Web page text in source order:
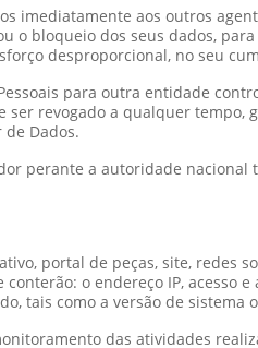
imediatamente aos outros
o bloqueio dos seus dados,
desproporcional, no seu
para outra entidade
revogado a qualquer tempo,
Dados.
perante a autoridade
portal de peças, site, redes
o endereço IP, acesso
tais como a versão de sistema
das atividades